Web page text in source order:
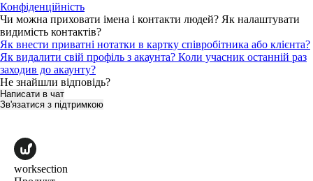
Конфіденційність
Чи можна приховати імена і контакти людей? Як налаштувати
видимість контактів?
Як внести приватні нотатки в картку співробітника або клієнта?
Як видалити свій профіль з акаунта? Коли учасник останній раз
заходив до акаунту?
Не знайшли відповідь?
Написати в чат
Зв'язатися з підтримкою
worksection